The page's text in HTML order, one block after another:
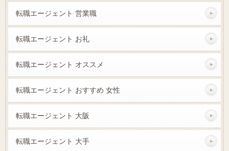
転職エージェント 営業職
転職エージェント お礼
転職エージェント オススメ
転職エージェント おすすめ 女性
転職エージェント 大阪
転職エージェント 大手